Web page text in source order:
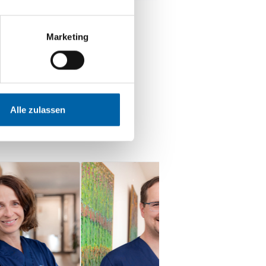
Marketing
Alle zulassen